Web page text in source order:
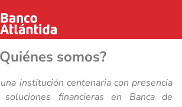
somos?
institución centenaria con presencia
financieras en Banca de